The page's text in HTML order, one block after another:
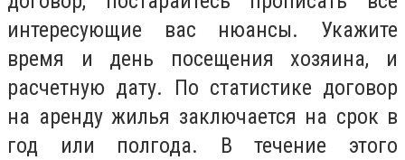
интересующие вас нюансы. Укажите
время и день посещения хозяина, и
расчетную дату. По статистике договор
на аренду жилья заключается на срок в
год или полгода. В течение этого